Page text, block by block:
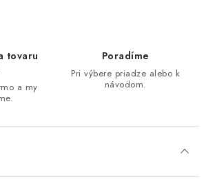
tovaru
a my
Poradíme
Pri výbere priadze alebo k
návodom.